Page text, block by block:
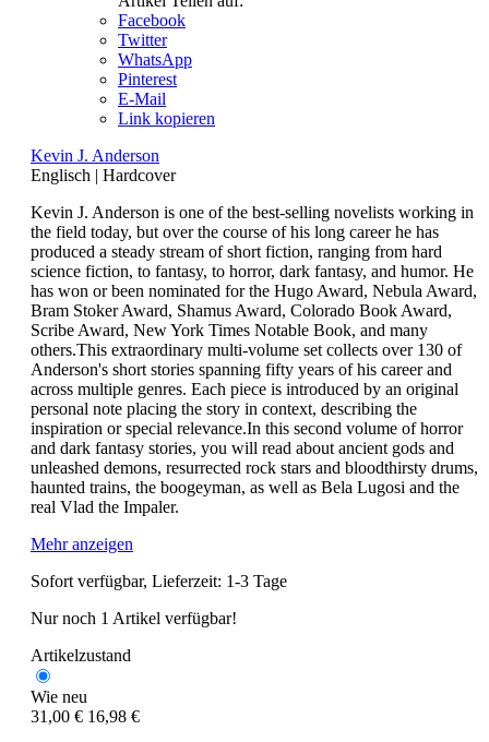
Facebook
Twitter
WhatsApp
Pinterest
E-Mail
Link kopieren
Kevin J. Anderson
Englisch | Hardcover
Kevin J. Anderson is one of the best-selling novelists working in
the field today, but over the course of his long career he has
produced a steady stream of short fiction, ranging from hard
science fiction, to fantasy, to horror, dark fantasy, and humor. He
has won or been nominated for the Hugo Award, Nebula Award,
Bram Stoker Award, Shamus Award, Colorado Book Award,
Scribe Award, New York Times Notable Book, and many
others.This extraordinary multi-volume set collects over 130 of
Anderson's short stories spanning fifty years of his career and
across multiple genres. Each piece is introduced by an original
personal note placing the story in context, describing the
inspiration or special relevance.In this second volume of horror
and dark fantasy stories, you will read about ancient gods and
unleashed demons, resurrected rock stars and bloodthirsty drums,
haunted trains, the boogeyman, as well as Bela Lugosi and the
real Vlad the Impaler.
Mehr anzeigen
Sofort verfügbar, Lieferzeit: 1-3 Tage
Nur noch 1 Artikel verfügbar!
Artikelzustand
Wie neu
31,00 € 16,98 €